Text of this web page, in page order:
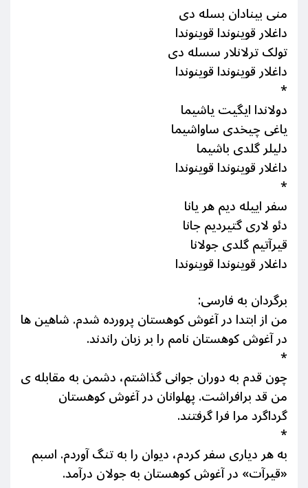
منی بینادان بسله دی
داغلار قوینوندا قوینوندا
تولک ترلانلار سسله دی
داغلار قوینوندا قوینوندا
*
دولاندا ایگیت یاشیما
یاغی چیخدی ساواشیما
دلیلر گلدی باشیما
داغلار قوینوندا قوینوندا
*
سفر اییله دیم هر یانا
دئو لاری گتیردیم جانا
قیرآتیم گلدی جولانا
داغلار قوینوندا قوینوندا
برگردان به فارسی:
من از ابتدا در آغوش کوهستان پرورده شدم. شاهین ها
در آغوش کوهستان نامم را بر زبان راندند.
*
چون قدم به دوران جوانی گذاشتم، دشمن به مقابله ی
من قد برافراشت. پهلوانان در آغوش کوهستان
گرداگرد مرا فرا گرفتند.
*
به هر دیاری سفر کردم، دیوان را به تنگ آوردم. اسبم
«قیرآت» در آغوش کوهستان به جولان درآمد.